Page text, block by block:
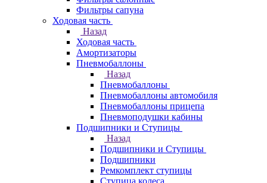
Фильтры сапуна
Ходовая часть
Назад
Ходовая часть
Амортизаторы
Пневмобаллоны
Назад
Пневмобаллоны
Пневмобаллоны автомобиля
Пневмобаллоны прицепа
Пневмоподушки кабины
Подшипники и Ступицы
Назад
Подшипники и Ступицы
Подшипники
Ремкомплект ступицы
Ступица колеса